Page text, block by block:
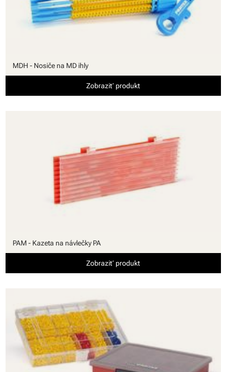
MDH - Nosiče na MD ihly
Zobraziť produkt
PAM - Kazeta na návlečky PA
Zobraziť produkt